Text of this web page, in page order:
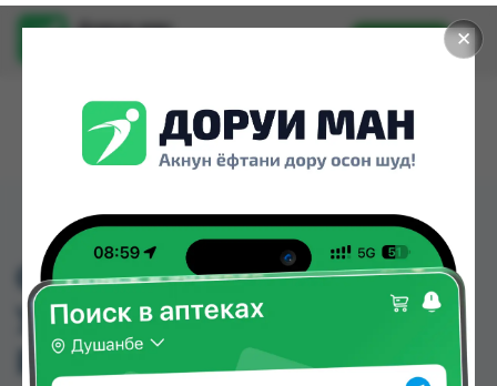
✕
Доруи ман
Установить
СИСТЕМА КОНТРОЛЯ
УРОВНЯ ГЛЮКОЗЫ
РМ200